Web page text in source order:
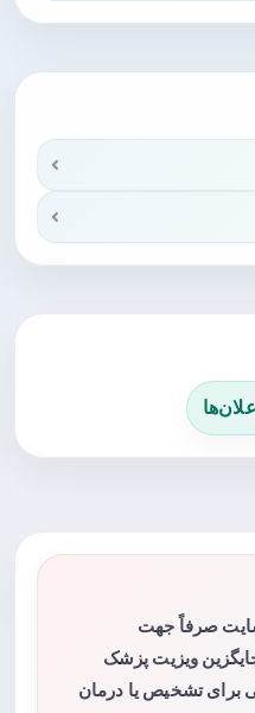
صرفاً جهت
ویزیت پزشک
برای تشخیص یا درمان